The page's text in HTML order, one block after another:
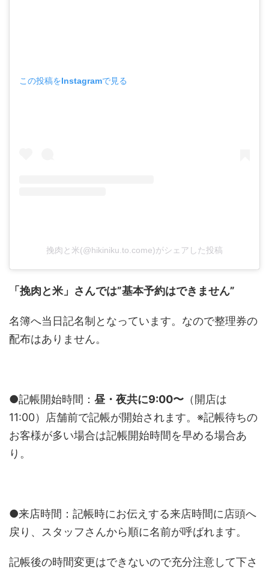
この投稿をInstagramで見る
挽肉と米(@hikiniku.to.come)がシェアした投稿
「挽肉と米」さんでは”基本予約はできません”
名簿へ当日記名制となっています。なので整理券の
配布はありません。
●記帳開始時間： 昼・夜共に9:00〜 （開店は
11:00）店舗前で記帳が開始されます。※記帳待ちの
お客様が多い場合は記帳開始時間を早める場合あ
り。
●来店時間：記帳時にお伝えする来店時間に店頭へ
戻り、スタッフさんから順に名前が呼ばれます。
記帳後の時間変更はできないので充分注意して下さ